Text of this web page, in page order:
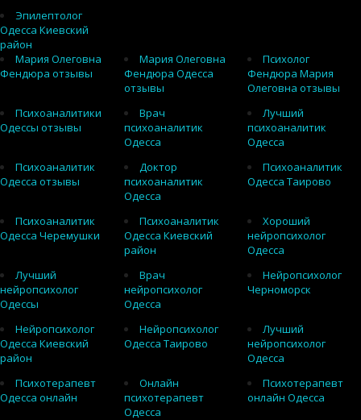
Эпилептолог
Одесса Киевский
район
Мария Олеговна
Фендюра отзывы
Мария Олеговна
Фендюра Одесса
отзывы
Психолог
Фендюра Мария
Олеговна отзывы
Психоаналитики
Одессы отзывы
Врач
психоаналитик
Одесса
Лучший
психоаналитик
Одесса
Психоаналитик
Одесса отзывы
Доктор
психоаналитик
Одесса
Психоаналитик
Одесса Таирово
Психоаналитик
Одесса Черемушки
Психоаналитик
Одесса Киевский
район
Хороший
нейропсихолог
Одесса
Лучший
нейропсихолог
Одессы
Врач
нейропсихолог
Одесса
Нейропсихолог
Черноморск
Нейропсихолог
Одесса Киевский
район
Нейропсихолог
Одесса Таирово
Лучший
нейропсихолог
Одесса
Психотерапевт
Одесса онлайн
Онлайн
психотерапевт
Одесса
Психотерапевт
онлайн Одесса